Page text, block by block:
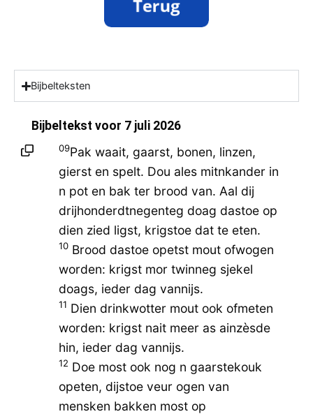
Bijbelteksten
Bijbeltekst voor 7 juli 2026
09Pak waait, gaarst, bonen, linzen,
gierst en spelt. Dou ales mitnkander in
n pot en bak ter brood van. Aal dij
drijhonderdtnegenteg doag dastoe op
dien zied ligst, krigstoe dat te eten.
10Brood dastoe opetst mout ofwogen
worden: krigst mor twinneg sjekel
doags, ieder dag vannijs.
11 Dien drinkwotter mout ook ofmeten
worden: krigst nait meer as ainzèsde
hin, ieder dag vannijs.
12 Doe most ook nog n gaarstekouk
opeten, dijstoe veur ogen van
mensken bakken most op